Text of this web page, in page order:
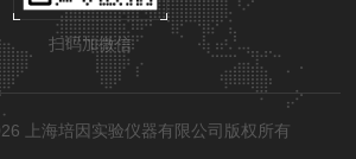
扫码加微信
上海培因实验仪器有限公司版权所有